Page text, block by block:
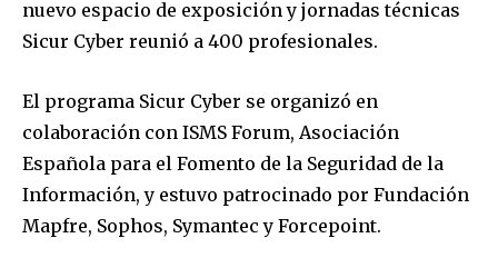
nuevo espacio de exposición y jornadas técnicas
Sicur Cyber reunió a 400 profesionales.
El programa Sicur Cyber se organizó en
colaboración con ISMS Forum, Asociación
Española para el Fomento de la Seguridad de la
Información, y estuvo patrocinado por Fundación
Mapfre, Sophos, Symantec y Forcepoint.